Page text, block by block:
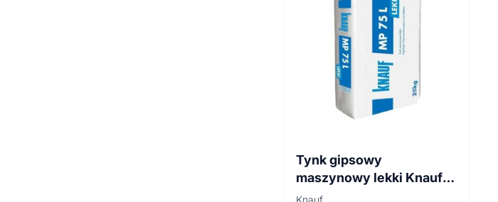
Tynk gipsowy
maszynowy lekki Knauf
MP75 L 30 kg
Knauf